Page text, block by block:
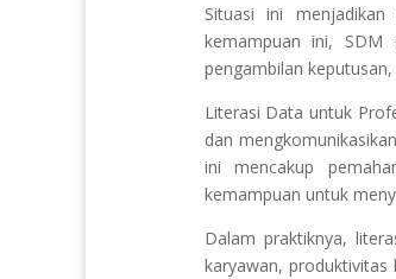
Situasi ini
kemampuan ini, SDM
pengambilan
Literasi Data untuk
dan
ini mencakup
kemampuan untuk
Dalam praktiknya,
karyawan, produktivitas